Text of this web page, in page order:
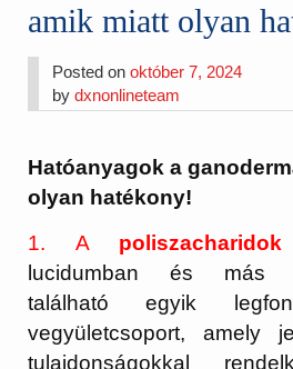
amik miatt olyan
Posted onoktóber 7, 2024
bydxnonlineteam
Hatóanyagok a
olyan hatékony!
1. A poliszacharidok
lucidumban és más
található egyik
vegyületcsoport, amely
tulajdonságokkal